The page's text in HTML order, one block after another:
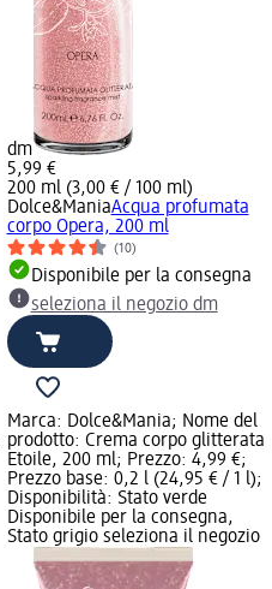
dm
5,99 €
200 ml (3,00 € / 100 ml)
Dolce&ManiaAcqua profumata
corpo Opera, 200 ml
(10)
Disponibile per la consegna
seleziona il negozio dm
Marca: Dolce&Mania; Nome del
prodotto: Crema corpo glitterata
Etoile, 200 ml; Prezzo: 4,99 €;
Prezzo base: 0,2 l (24,95 € / 1 l);
Disponibilità: Stato verde
Disponibile per la consegna,
Stato grigio seleziona il negozio